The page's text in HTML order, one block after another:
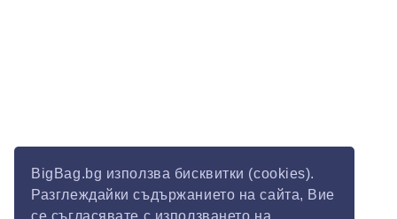
BigBag.bg използва бисквитки (cookies).
Разглеждайки съдържанието на сайта, Вие
се съгласявате с използването на